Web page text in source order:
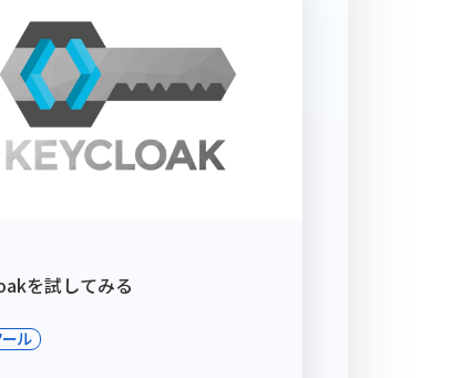
を試してみる
ル